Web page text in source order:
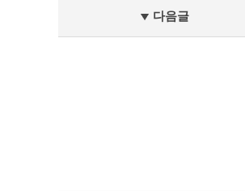
전
다음글